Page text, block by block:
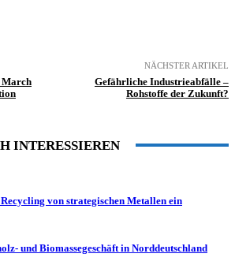
March
NÄCHSTER ARTIKEL
Gefährliche Industrieabfälle –
Rohstoffe der Zukunft?
INTERESSIEREN
von strategischen Metallen ein
und Biomassegeschäft in Norddeutschland